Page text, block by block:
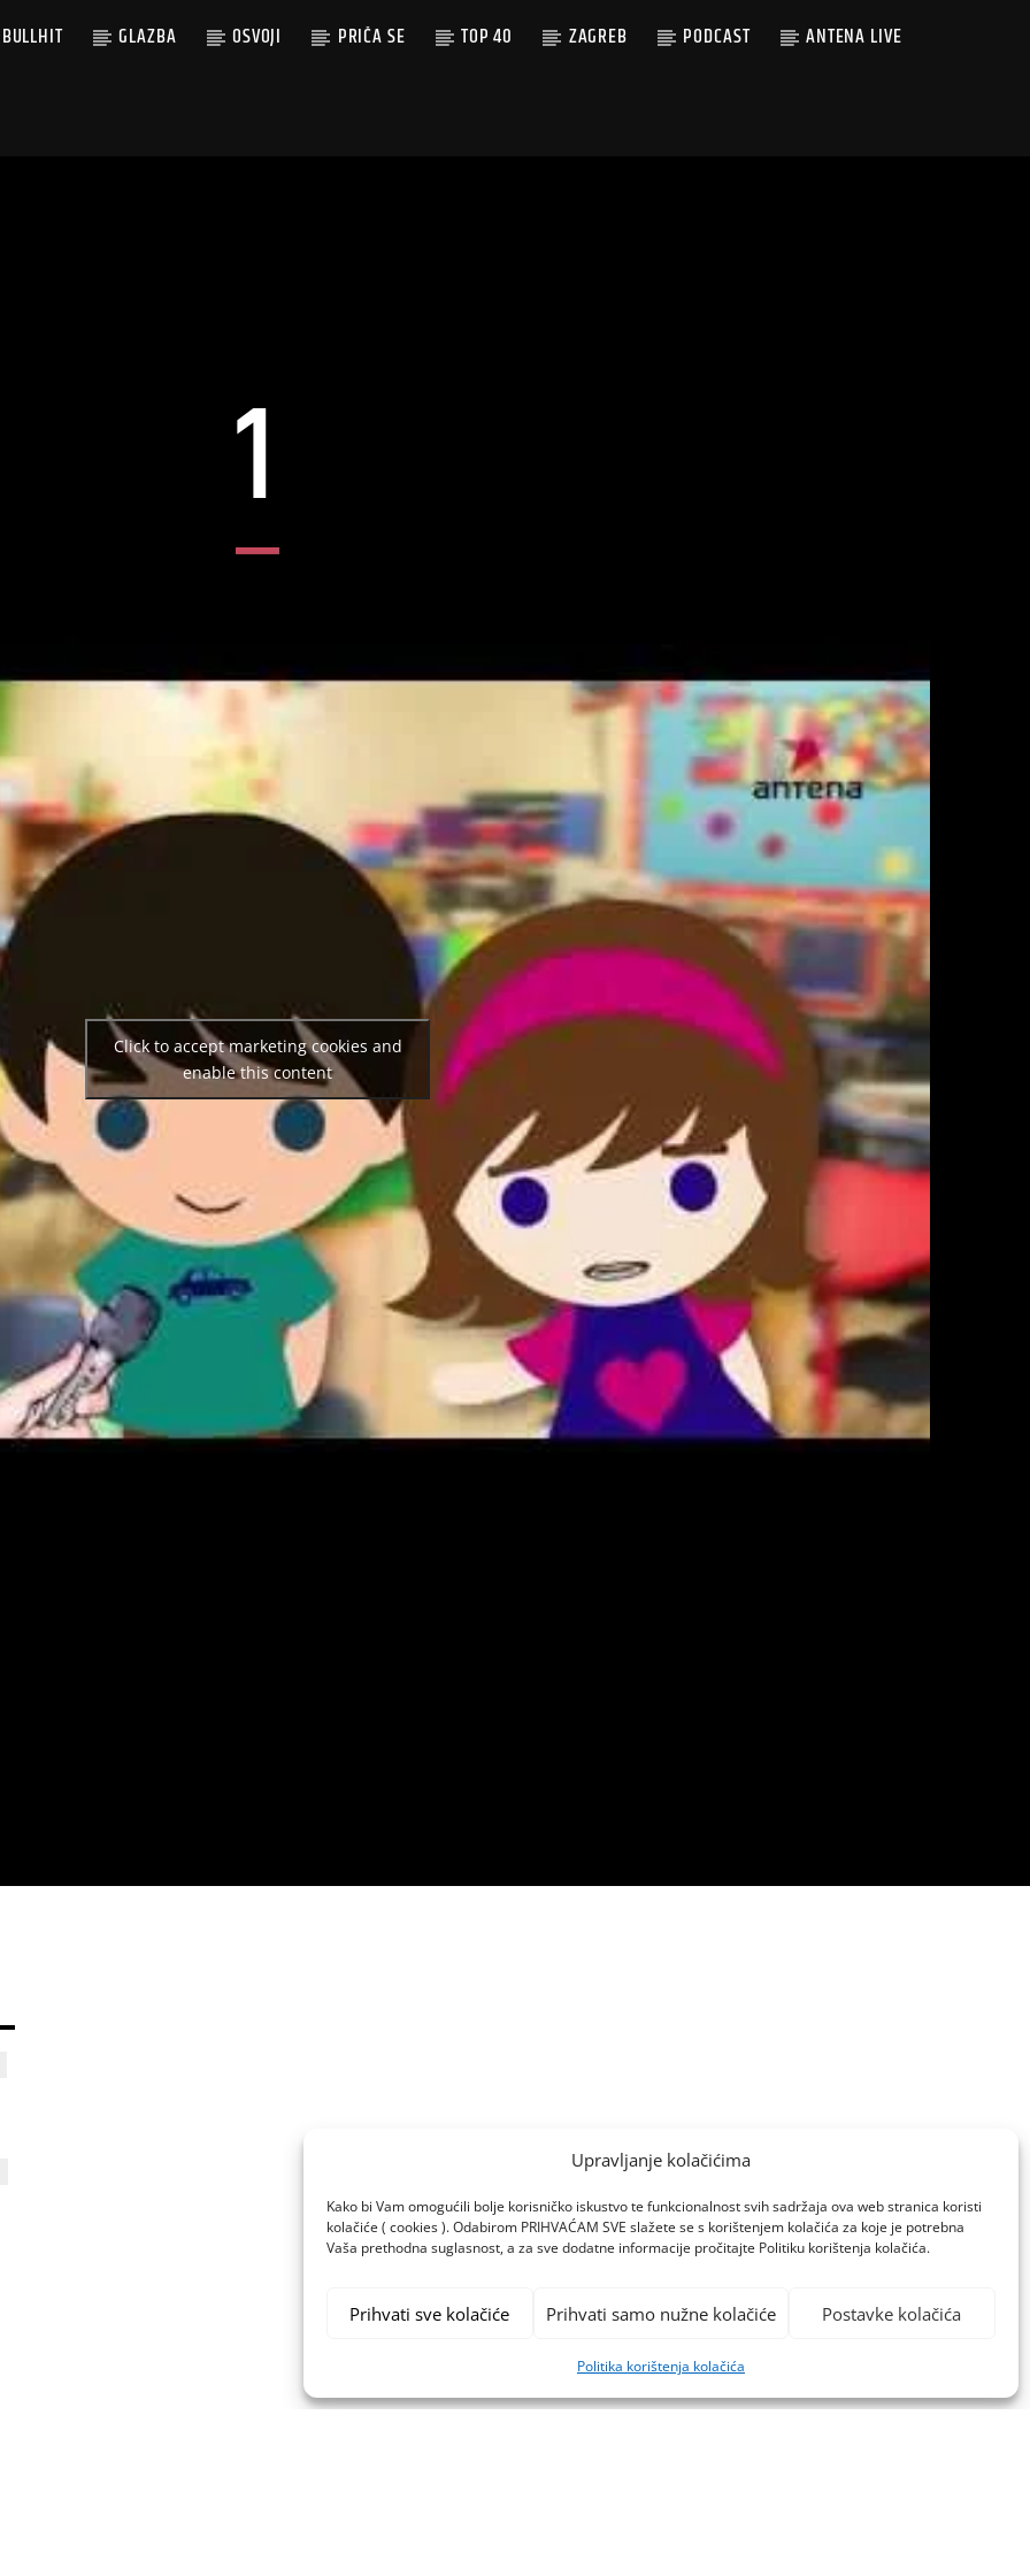
Upravljanje kolačićima
Kako bi Vam omogućili bolje korisničko iskustvo te funkcionalnost svih sadržaja ova web stranica koristi
kolačiće ( cookies ). Odabirom PRIHVAĆAM SVE slažete se s korištenjem kolačića za koje je potrebna
Vaša prethodna suglasnost, a za sve dodatne informacije pročitajte Politiku korištenja kolačića.
Prihvati sve kolačiće Prihvati samo nužne kolačiće Postavke kolačića
Politika korištenja kolačića
BULLHIT GLAZBA OSVOJI PRIČA SE TOP 40 ZAGREB PODCAST ANTENA LIVE
1
Click to accept marketing cookies and
enable this content